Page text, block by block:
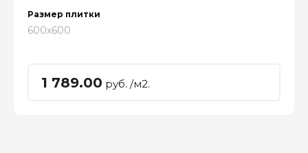
Размер плитки
600x600
1 789.00 руб. /м2.